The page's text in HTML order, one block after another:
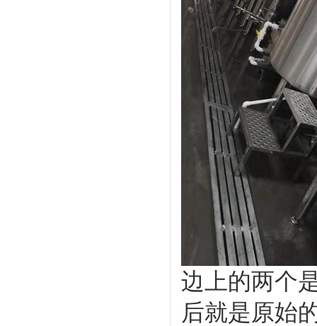
边上的两个
后就是原始